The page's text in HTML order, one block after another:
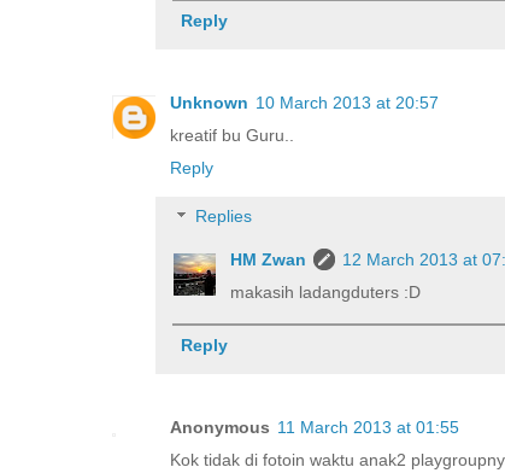
Reply
Unknown 10 March 2013 at 20:57
kreatif bu Guru..
Reply
Replies
HM Zwan
12 March 2013 at
makasih ladangduters :D
Reply
Anonymous 11 March 2013 at 01:55
Kok tidak di fotoin waktu anak2